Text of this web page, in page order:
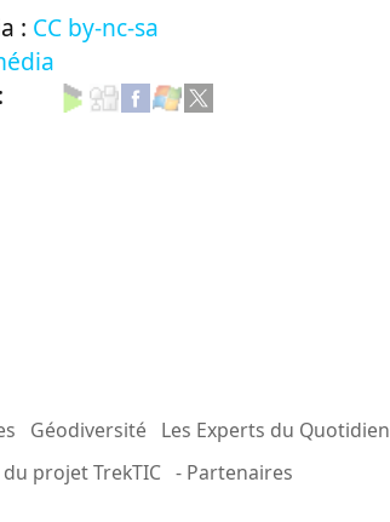
: CC by-nc-sa
Géodiversité
Les Experts du Quotidien
projet TrekTIC - Partenaires